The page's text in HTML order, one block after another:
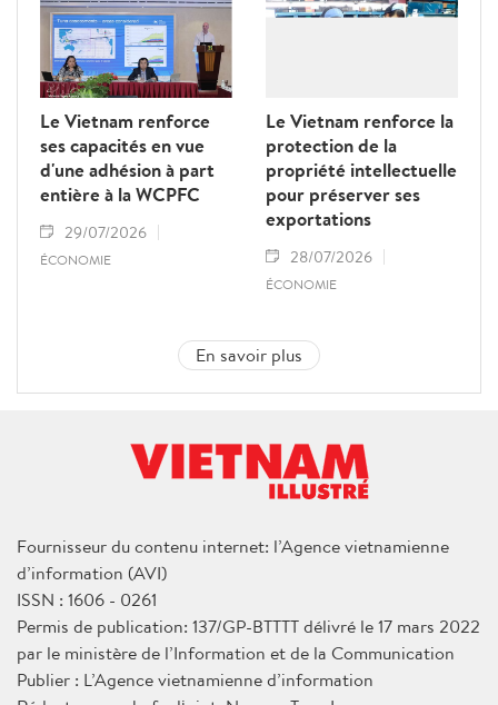
Le Vietnam renforce
ses capacités en vue
d'une adhésion à part
entière à la WCPFC
29/07/2026
ÉCONOMIE
Le Vietnam renforce la
protection de la
propriété intellectuelle
pour préserver ses
exportations
28/07/2026
ÉCONOMIE
En savoir plus
Fournisseur du contenu internet: l’Agence vietnamienne
d’information (AVI)
ISSN : 1606 - 0261
Permis de publication: 137/GP-BTTTT délivré le 17 mars 2022
par le ministère de l’Information et de la Communication
Publier : L’Agence vietnamienne d’information